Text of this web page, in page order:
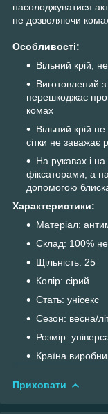
насолоджуватися
не дозволяючи
Особливості:
Вільний крій,
Виготовлений з
перешкоджає
комах
Вільний крій
сітки не заважає
На рукавах і
фіксаторами, а
допомогою
Характеристики:
Матеріал:
Склад: 100%
Щільність: 25
Колір: сірий
Стать: унісекс
Сезон: весна/
Розмір:
Країна
Приховати